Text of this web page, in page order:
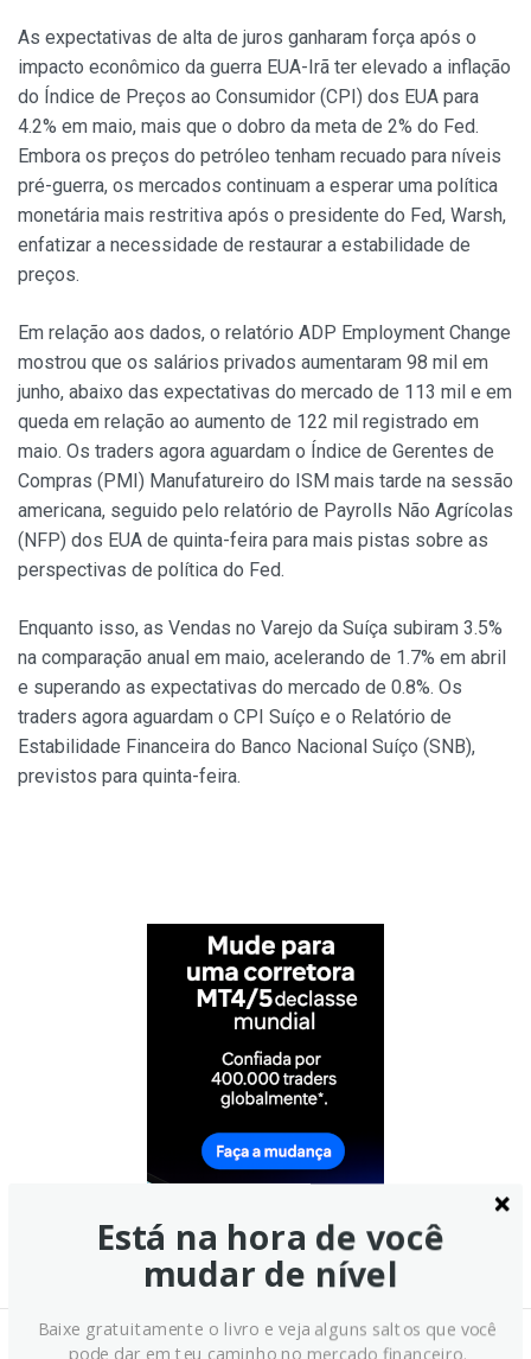
As expectativas de alta de juros ganharam força após o
impacto econômico da guerra EUA-Irã ter elevado a inflação
do Índice de Preços ao Consumidor (CPI) dos EUA para
4.2% em maio, mais que o dobro da meta de 2% do Fed.
Embora os preços do petróleo tenham recuado para níveis
pré-guerra, os mercados continuam a esperar uma política
monetária mais restritiva após o presidente do Fed, Warsh,
enfatizar a necessidade de restaurar a estabilidade de
preços.
Em relação aos dados, o relatório ADP Employment Change
mostrou que os salários privados aumentaram 98 mil em
junho, abaixo das expectativas do mercado de 113 mil e em
queda em relação ao aumento de 122 mil registrado em
maio. Os traders agora aguardam o Índice de Gerentes de
Compras (PMI) Manufatureiro do ISM mais tarde na sessão
americana, seguido pelo relatório de Payrolls Não Agrícolas
(NFP) dos EUA de quinta-feira para mais pistas sobre as
perspectivas de política do Fed.
Enquanto isso, as Vendas no Varejo da Suíça subiram 3.5%
na comparação anual em maio, acelerando de 1.7% em abril
e superando as expectativas do mercado de 0.8%. Os
traders agora aguardam o CPI Suíço e o Relatório de
Estabilidade Financeira do Banco Nacional Suíço (SNB),
previstos para quinta-feira.
Está na hora de você
mudar de nível
Baixe gratuitamente o livro e veja alguns saltos que você
pode dar em teu caminho no mercado financeiro.